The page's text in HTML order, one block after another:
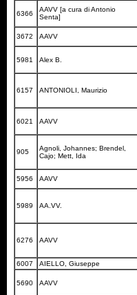
6366
AAVV [a cura di Antonio
Senta]
3672 AAVV
5981 Alex B.
6157 ANTONIOLI, Maurizio
6021 AAVV
905
Agnoli, Johannes; Brendel,
Cajo; Mett, Ida
5956 AAVV
5989 AA.VV.
6276 AAVV
6007 AIELLO, Giuseppe
5690 AAVV